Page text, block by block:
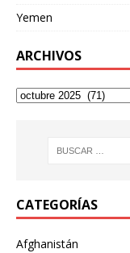
Yemen
ARCHIVOS
CATEGORÍAS
Afghanistán